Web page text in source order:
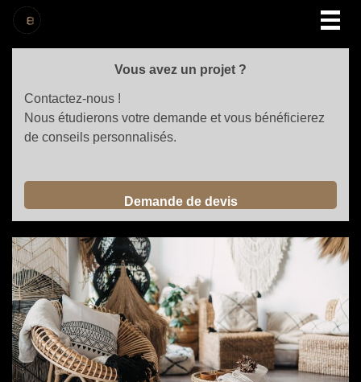
Vous avez un projet ?
Contactez-nous !
Nous étudierons votre demande et vous bénéficierez
de conseils personnalisés.
Demande de devis